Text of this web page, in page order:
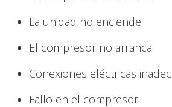
La unidad no enciende.
El compresor no arranca.
Conexiones eléctricas
Fallo en el compresor.